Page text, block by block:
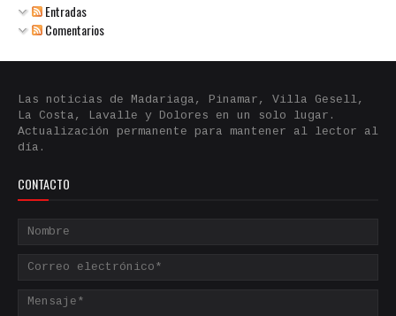
Entradas
Comentarios
Las noticias de Madariaga, Pinamar, Villa Gesell,
Actualización permanente para mantener al lector al